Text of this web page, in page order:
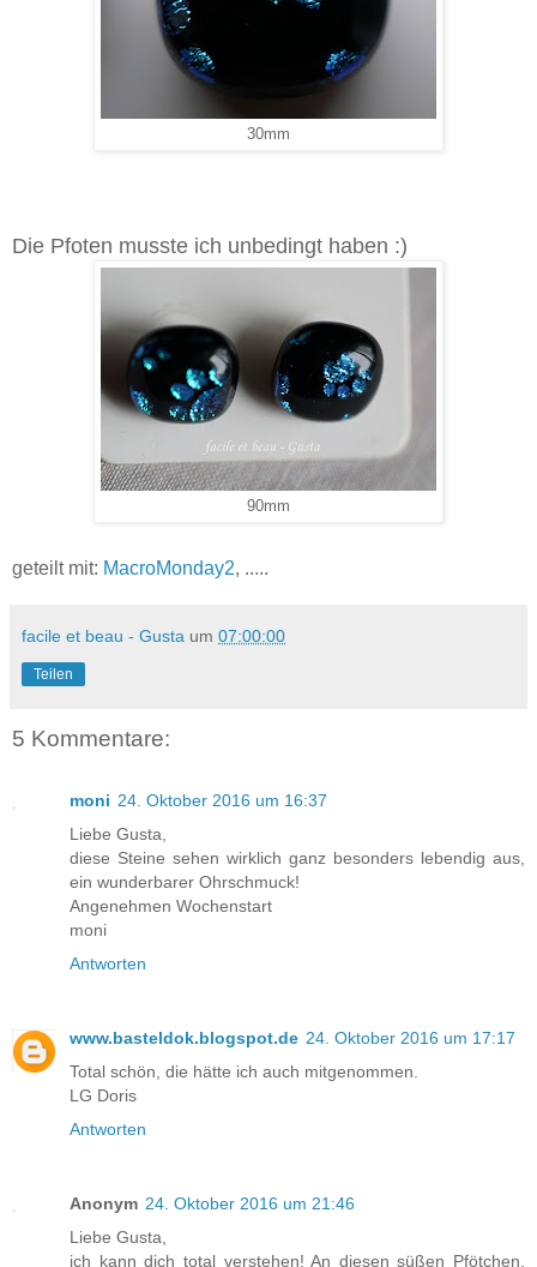
30mm
Die Pfoten musste ich unbedingt haben :)
90mm
geteilt mit: MacroMonday2, .....
facile et beau - Gusta um 07:00:00
Teilen
5 Kommentare:
moni 24. Oktober 2016 um 16:37
Liebe Gusta,
diese Steine sehen wirklich ganz besonders lebendig aus,
ein wunderbarer Ohrschmuck!
Angenehmen Wochenstart
moni
Antworten
www.basteldok.blogspot.de 24. Oktober 2016 um 17:17
Total schön, die hätte ich auch mitgenommen.
LG Doris
Antworten
Anonym 24. Oktober 2016 um 21:46
Liebe Gusta,
ich kann dich total verstehen! An diesen süßen Pfötchen,